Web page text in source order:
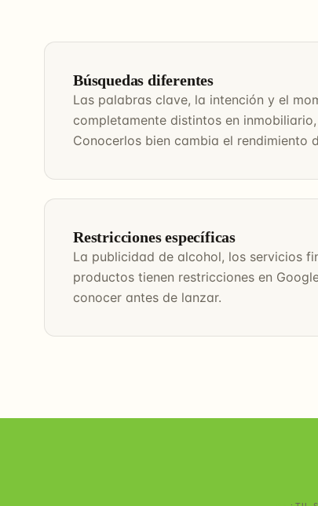
Búsquedas diferentes
Las palabras clave, la intención y el
completamente distintos en
Conocerlos bien cambia el rendimiento
Restricciones específicas
La publicidad de alcohol, los servicios
productos tienen restricciones en
conocer antes de lanzar.